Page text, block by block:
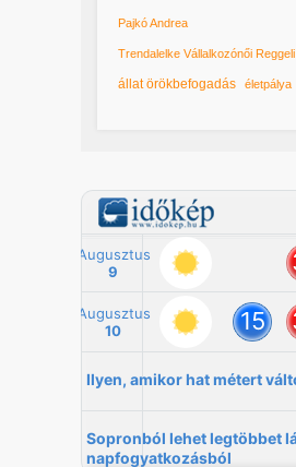
Pajkó Andrea
Trendalelke Vállalkozónői Reggeli
állat örökbefogadás életpálya